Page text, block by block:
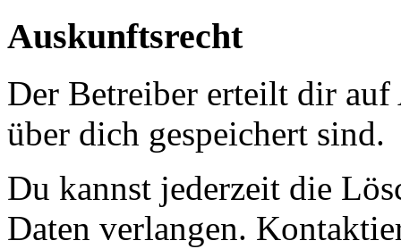
Auskunftsrecht
Der Betreiber erteilt dir
über dich gespeichert sind.
Du kannst jederzeit die
Daten verlangen.